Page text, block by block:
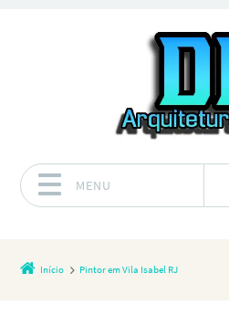
MENU
Início Pintor em Vila Isabel RJ